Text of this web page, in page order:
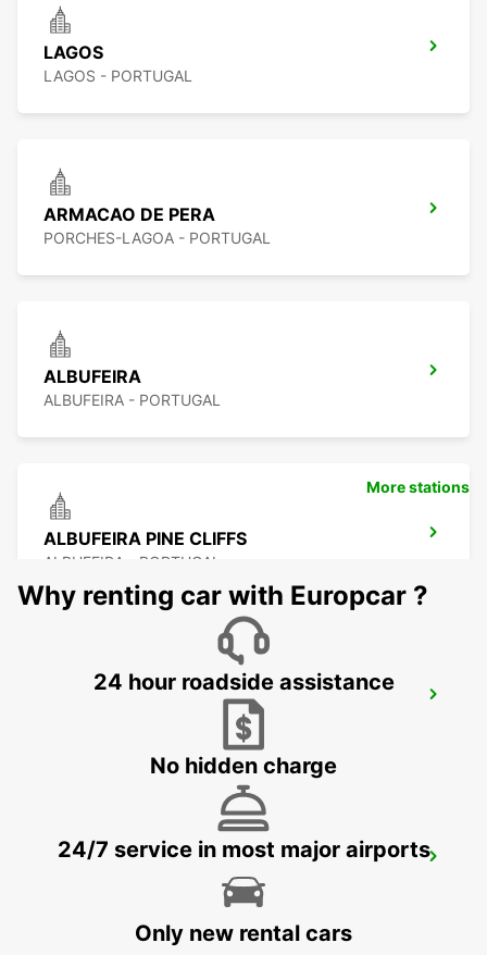
LAGOS
LAGOS - PORTUGAL
ARMACAO DE PERA
PORCHES-LAGOA - PORTUGAL
ALBUFEIRA
ALBUFEIRA - PORTUGAL
ALBUFEIRA PINE CLIFFS
ALBUFEIRA - PORTUGAL
FARO MONTENEGRO
More stations
Why renting car with Europcar ?
24 hour roadside assistance
No hidden charge
24/7 service in most major airports
Only new rental cars